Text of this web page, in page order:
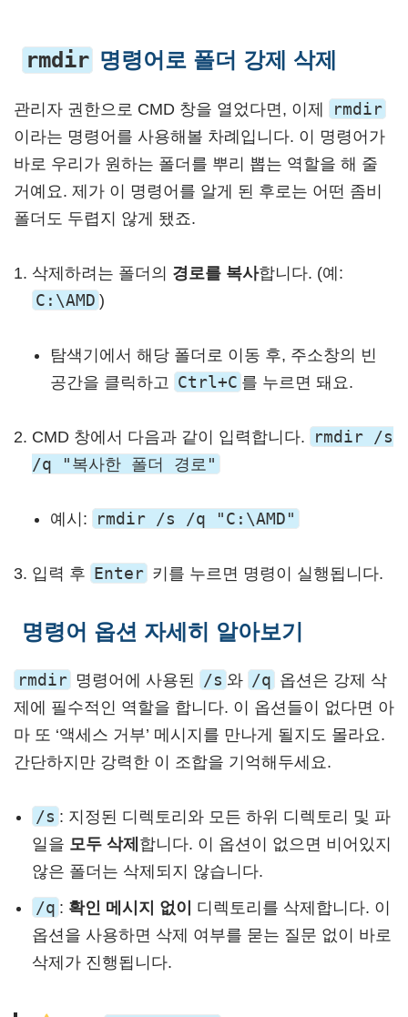
rmdir 명령어로 폴더 강제 삭제
관리자 권한으로 CMD 창을 열었다면, 이제 rmdir
이라는 명령어를 사용해볼 차례입니다. 이 명령어가
바로 우리가 원하는 폴더를 뿌리 뽑는 역할을 해 줄
거예요. 제가 이 명령어를 알게 된 후로는 어떤 좀비
폴더도 두렵지 않게 됐죠.
삭제하려는 폴더의 경로를 복사합니다. (예:
C:\AMD )
탐색기에서 해당 폴더로 이동 후, 주소창의 빈
공간을 클릭하고 Ctrl+C 를 누르면 돼요.
CMD 창에서 다음과 같이 입력합니다.
rmdir /s
/q "복사한 폴더 경로"
예시: rmdir /s /q "C:\AMD"
입력 후 Enter 키를 누르면 명령이 실행됩니다.
명령어 옵션 자세히 알아보기
rmdir 명령어에 사용된 /s 와 /q 옵션은 강제 삭
제에 필수적인 역할을 합니다. 이 옵션들이 없다면 아
마 또 ‘액세스 거부’ 메시지를 만나게 될지도 몰라요.
간단하지만 강력한 이 조합을 기억해두세요.
/s : 지정된 디렉토리와 모든 하위 디렉토리 및 파
일을 모두 삭제 합니다. 이 옵션이 없으면 비어있지
않은 폴더는 삭제되지 않습니다.
/q : 확인 메시지 없이
디렉토리를 삭제합니다. 이
옵션을 사용하면 삭제 여부를 묻는 질문 없이 바로
삭제가 진행됩니다.